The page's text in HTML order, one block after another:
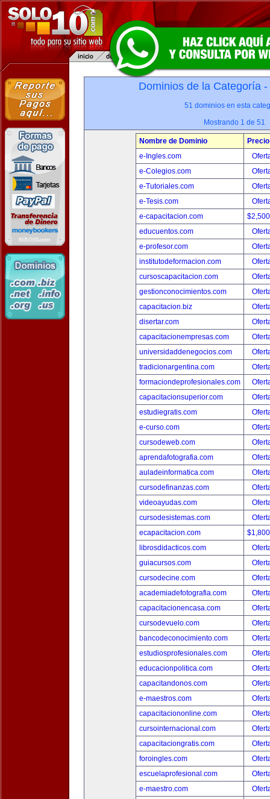
Dominios de la Categoría -
51 dominios en esta
Mostrando 1 de 51
Nombre de Dominio
Precio
e-Ingles.com
e-Colegios.com
e-Tutoriales.com
e-Tesis.com
e-capacitacion.com
educuentos.com
e-profesor.com
institutodeformacion.com
cursoscapacitacion.com
gestionconocimientos.com
capacitacion.biz
disertar.com
capacitacionempresas.com
universidaddenegocios.com
tradicionargentina.com
formaciondeprofesionales.com
capacitacionsuperior.com
estudiegratis.com
e-curso.com
cursodeweb.com
aprendafotografia.com
auladeinformatica.com
cursodefinanzas.com
videoayudas.com
cursodesistemas.com
ecapacitacion.com
librosdidacticos.com
guiacursos.com
cursodecine.com
academiadefotografia.com
capacitacionencasa.com
cursodevuelo.com
bancodeconocimiento.com
estudiosprofesionales.com
educacionpolitica.com
capacitandonos.com
e-maestros.com
capacitaciononline.com
cursointernacional.com
capacitaciongratis.com
foroingles.com
escuelaprofesional.com
e-maestro.com